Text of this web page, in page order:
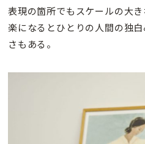
表現の箇所でもスケールの大
楽になるとひとりの人間の独
さもある。